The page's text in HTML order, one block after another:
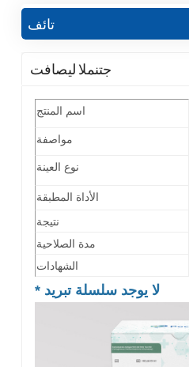
تائف
جتنملا ليصافت
اسم المنتج
مواصفة
نوع العينة
الأداة المطبقة
نتيجة
مدة الصلاحية
الشهادات
* لا يوجد سلسلة تبريد